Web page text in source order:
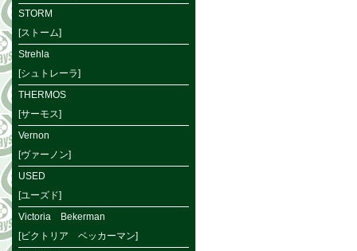
STORM
[ストーム]
Strehla
[シュトレーラ]
THERMOS
[サーモス]
Vernon
[ヴァーノン]
USED
[ユーズド]
Victoria Bekerman
[ビクトリア ベッカーマン]